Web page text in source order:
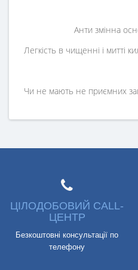
Анти змінна
Легкість в чищенні і митті
Чи не мають не приємних
ЦІЛОДОБОВИЙ CALL-
ЦЕНТР
Безкоштовні консультації по
телефону